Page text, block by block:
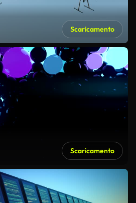
Scaricamento
Scaricamento